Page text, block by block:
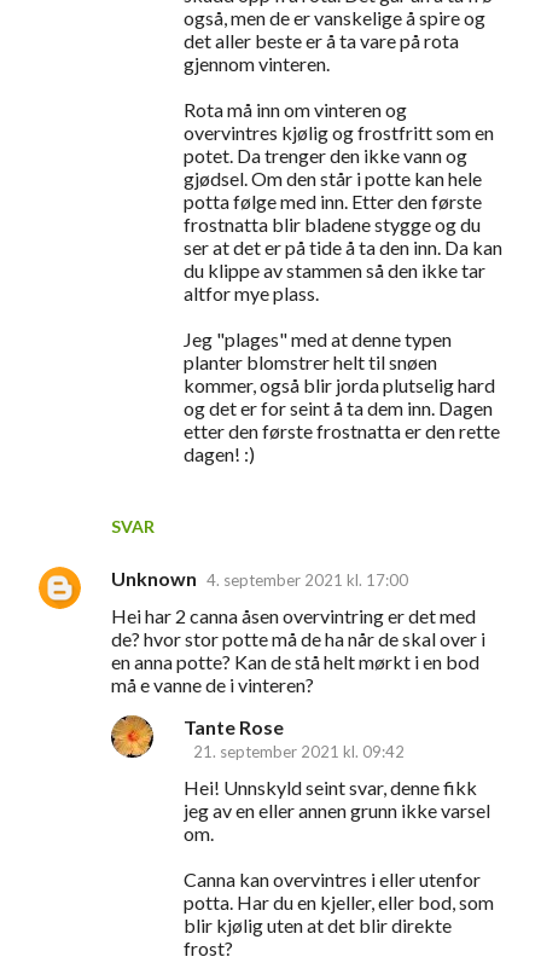
SVAR
også, men de er vanskelige å spire og
det aller beste er å ta vare på rota
gjennom vinteren.
Rota må inn om vinteren og
overvintres kjølig og frostfritt som en
potet. Da trenger den ikke vann og
gjødsel. Om den står i potte kan hele
potta følge med inn. Etter den første
frostnatta blir bladene stygge og du
ser at det er på tide å ta den inn. Da kan
du klippe av stammen så den ikke tar
altfor mye plass.
Jeg "plages" med at denne typen
planter blomstrer helt til snøen
kommer, også blir jorda plutselig hard
og det er for seint å ta dem inn. Dagen
etter den første frostnatta er den rette
dagen! :)
Unknown 4. september 2021 kl. 17:00
Hei har 2 canna åsen overvintring er det med
de? hvor stor potte må de ha når de skal over i
en anna potte? Kan de stå helt mørkt i en bod
må e vanne de i vinteren?
Tante Rose
21. september 2021 kl. 09:42
Hei! Unnskyld seint svar, denne fikk
jeg av en eller annen grunn ikke varsel
om.
Canna kan overvintres i eller utenfor
potta. Har du en kjeller, eller bod, som
blir kjølig uten at det blir direkte
frost?